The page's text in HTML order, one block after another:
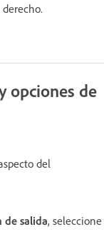
opciones de
del
de salida, seleccione